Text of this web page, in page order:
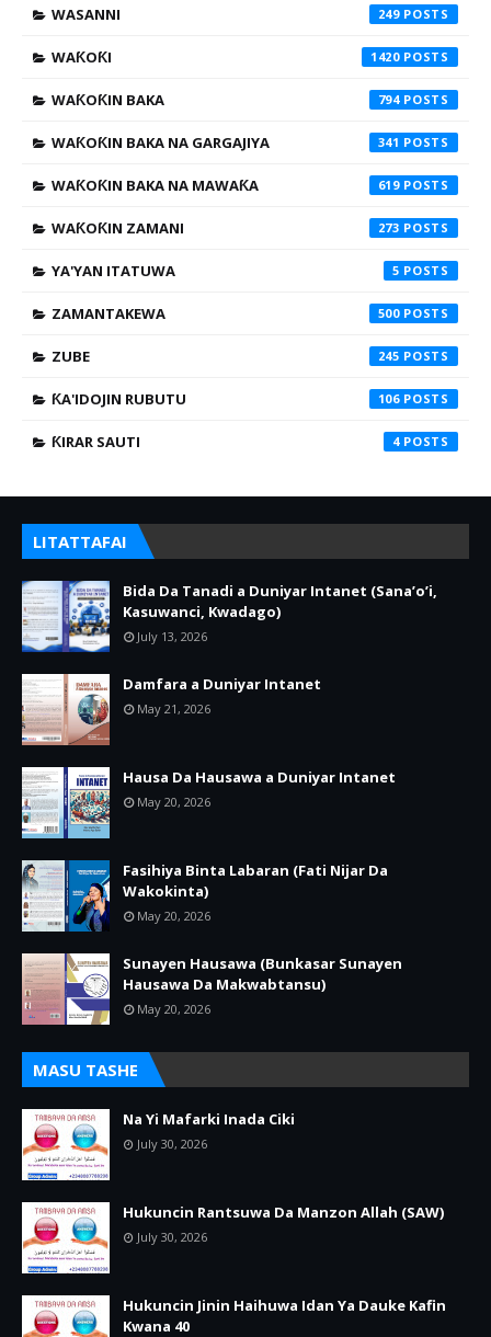
WASANNI 249
WAƘOƘI 1420
WAƘOƘIN BAKA 794
WAƘOƘIN BAKA NA GARGAJIYA 341
WAƘOƘIN BAKA NA MAWAƘA 619
WAƘOƘIN ZAMANI 273
YA'YAN ITATUWA 5
ZAMANTAKEWA 500
ZUBE 245
ƘA'IDOJIN RUBUTU 106
ƘIRAR SAUTI 4
LITATTAFAI
Bida Da Tanadi a Duniyar Intanet (Sana’o’i,
Kasuwanci, Kwadago)
July 13, 2026
Damfara a Duniyar Intanet
May 21, 2026
Hausa Da Hausawa a Duniyar Intanet
May 20, 2026
Fasihiya Binta Labaran (Fati Nijar Da
Wakokinta)
May 20, 2026
Sunayen Hausawa (Bunkasar Sunayen
Hausawa Da Makwabtansu)
May 20, 2026
MASU TASHE
Na Yi Mafarki Inada Ciki
July 30, 2026
Hukuncin Rantsuwa Da Manzon Allah (SAW)
July 30, 2026
Hukuncin Jinin Haihuwa Idan Ya Dauke Kafin
Kwana 40